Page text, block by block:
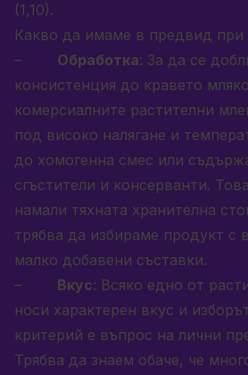
(1,10).
Какво да имаме в предвид при
– Обработка: За да се
консистенция до кравето
комерсиалните растителни
под високо налягане и
до хомогенна смес или
сгъстители и консерванти.
намали тяхната хранителна
трябва да избираме продукт с
малко добавени съставки.
– Вкус: Всяко едно от
носи характерен вкус и
критерий е въпрос на лични
Трябва да знаем обаче, че